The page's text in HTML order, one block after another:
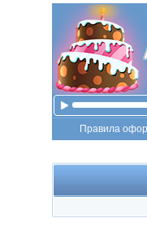
Правила